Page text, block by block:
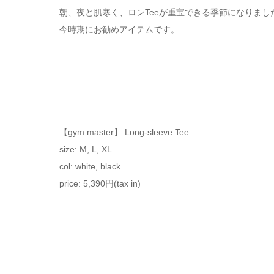
朝、夜と肌寒く、ロンTeeが重宝できる季節になりまし
今時期にお勧めアイテムです。
【gym master】 Long-sleeve Tee
size: M, L, XL
col: white, black
price: 5,390円(tax in)